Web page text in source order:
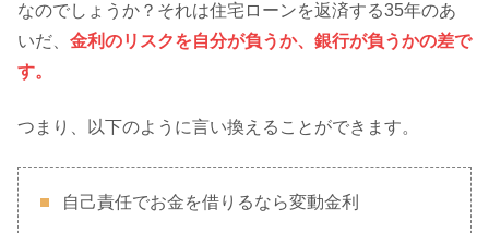
なのでしょうか？それは住宅ローンを返済する35年のあ
いだ、 金利のリスクを自分が負うか、銀行が負うかの差で
す。
つまり、以下のように言い換えることができます。
自己責任でお金を借りるなら変動金利